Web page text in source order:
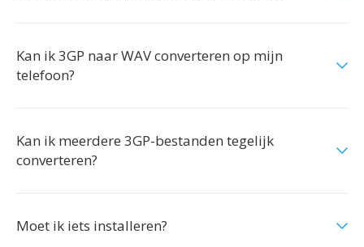
Kan ik 3GP naar WAV converteren op mijn
telefoon?
Kan ik meerdere 3GP-bestanden tegelijk
converteren?
Moet ik iets installeren?